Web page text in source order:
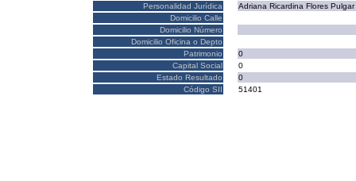
Personalidad Jurídica
Adriana Ricardina Flores Pulgar
Domicilio Calle
Domicilio Número
Domicilio Oficina o Depto
Patrimonio
0
Capital Social
0
Estado Resultado
0
Código SII
51401